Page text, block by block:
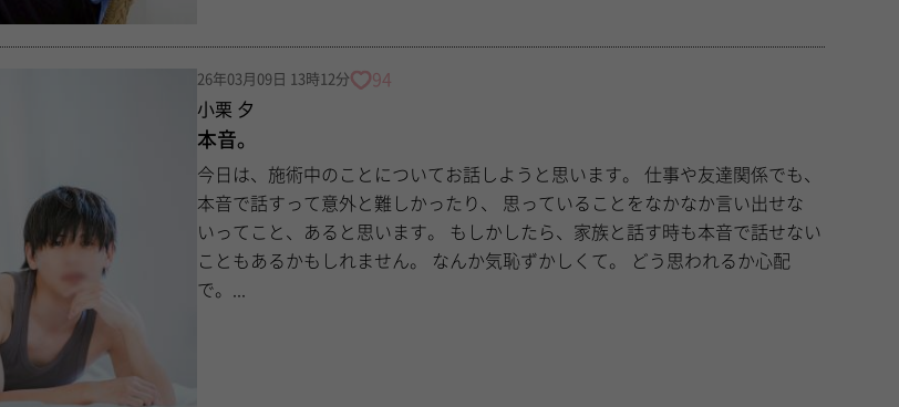
26年03月09日 13時12分
94
小栗 夕
本音。
今日は、施術中のことについてお話しようと思います。 仕事や友達関係でも、
本音で話すって意外と難しかったり、 思っていることをなかなか言い出せな
いってこと、あると思います。 もしかしたら、家族と話す時も本音で話せない
こともあるかもしれません。 なんか気恥ずかしくて。 どう思われるか心配
で。...